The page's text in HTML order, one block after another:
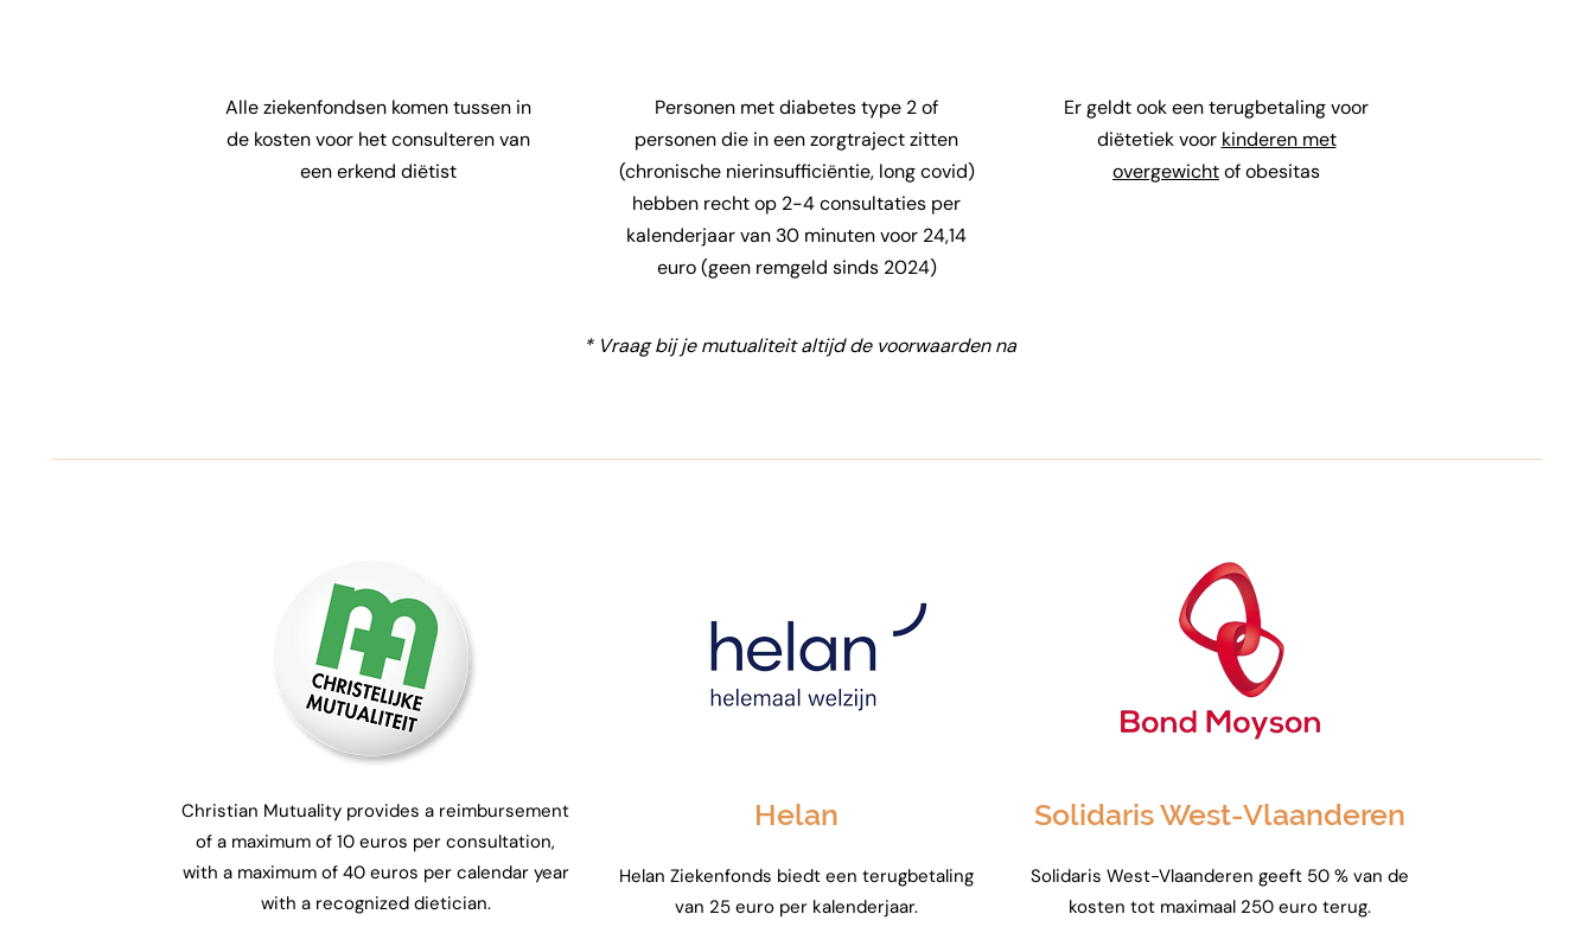
Alle ziekenfondsen komen tussen in
de kosten voor het consulteren van
een erkend diëtist
Personen met diabetes type 2 of
personen die in een zorgtraject zitten
(chronische nierinsufficiëntie, long covid)
hebben recht op 2-4 consultaties per
kalenderjaar van 30 minuten voor 24,14
euro (geen remgeld sinds 2024)
Er geldt ook een terugbetaling voor
diëtetiek voor kinderen met
overgewichtof obesitas
* Vraag bij je mutualiteit altijd de voorwaarden na​
Christian Mutuality provides a reimbursement
of a maximum of 10 euros per consultation,
with a maximum of 40 euros per calendar year
with a recognized dietician.
Helan
Helan Ziekenfonds biedt een terugbetaling
van 25 euro per kalenderjaar.
Solidaris West-Vlaanderen
Solidaris West-Vlaanderen geeft 50 % van de
kosten tot maximaal 250 euro terug.